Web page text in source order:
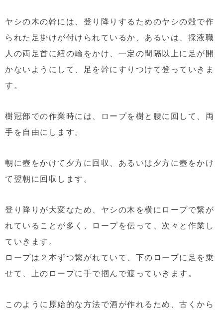
ヤシの木の幹には、登り降りするためのヤシの殻で作
られた足掛けが付けられているか、あるいは、採液職
人の両足首に紐の輪をかけ、一定の間隔以上に足が開
かないようにして、足を幹にすりつけて登っていきま
す。
樹冠部での作業時には、ロープを樹と腰に回して、両
手を自由にします。
朝に壺をかけて夕方に回収、あるいは夕方に壺をかけ
て翌朝に回収します。
登り降りが大変なため、ヤシの木を横にロープで繋が
れていることが多く、ロープを伝って、次々と作業し
ていきます。
ロープは２本ずつ繋がれていて、下のロープに足を乗
せて、上のロープに手で掴んで渡っていきます。
このように原始的な方法で酒が作れるため、古くから